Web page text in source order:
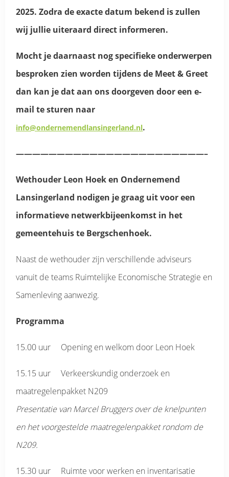
2025. Zodra de exacte datum bekend is zullen
wij jullie uiteraard direct informeren.
Mocht je daarnaast nog specifieke onderwerpen
besproken zien worden tijdens de Meet & Greet
dan kan je dat aan ons doorgeven door een e-
mail te sturen naar
info@ondernemendlansingerland.nl.
———————————————————————–
Wethouder Leon Hoek en Ondernemend
Lansingerland nodigen je graag uit voor een
informatieve netwerkbijeenkomst in het
gemeentehuis te Bergschenhoek.
Naast de wethouder zijn verschillende adviseurs
vanuit de teams Ruimtelijke Economische Strategie en
Samenleving aanwezig.
Programma
15.00 uur Opening en welkom door Leon Hoek
15.15 uur Verkeerskundig onderzoek en
maatregelenpakket N209
Presentatie van Marcel Bruggers over de knelpunten
en het voorgestelde maatregelenpakket rondom de
N209.
15.30 uur Ruimte voor werken en inventarisatie